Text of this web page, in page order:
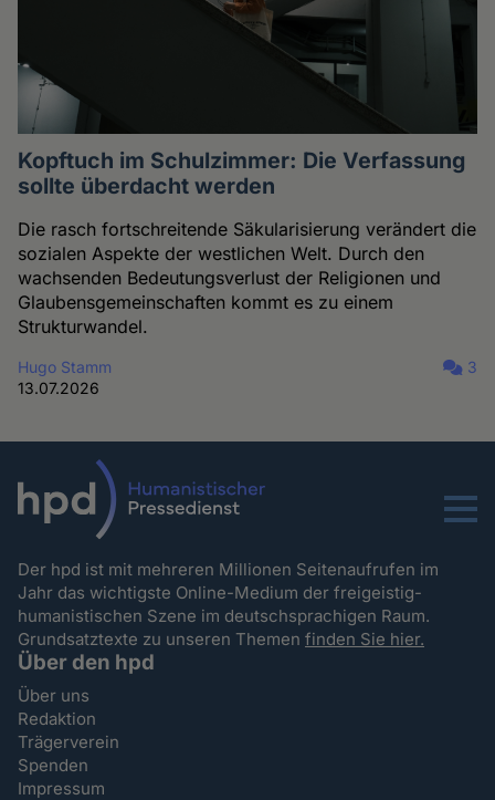
Kopftuch im Schulzimmer: Die Verfassung
sollte überdacht werden
Die rasch fortschreitende Säkularisierung verändert die
sozialen Aspekte der westlichen Welt. Durch den
wachsenden Bedeutungsverlust der Religionen und
Glaubensgemeinschaften kommt es zu einem
Strukturwandel.
Hugo Stamm
13.07.2026
3
Menu
Der hpd ist mit mehreren Millionen Seitenaufrufen im
Jahr das wichtigste Online-Medium der freigeistig-
humanistischen Szene im deutschsprachigen Raum.
Grundsatztexte zu unseren Themenfinden Sie hier.
Über den hpd
Über uns
Redaktion
Trägerverein
Spenden
Impressum